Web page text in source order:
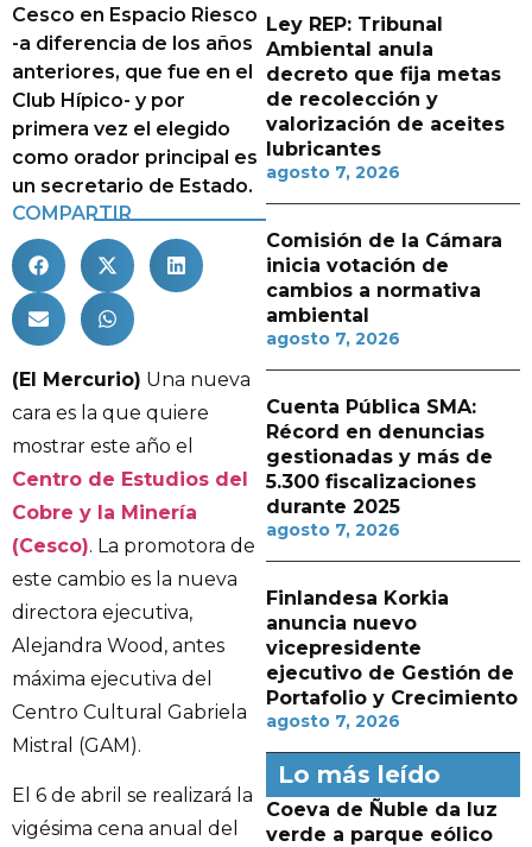
Cesco en Espacio Riesco
-a diferencia de los años
anteriores, que fue en el
Club Hípico- y por
primera vez el elegido
como orador principal es
un secretario de Estado.
COMPARTIR
(El Mercurio) Una nueva
cara es la que quiere
mostrar este año el
Centro de Estudios del
Cobre y la Minería
(Cesco). La promotora de
este cambio es la nueva
directora ejecutiva,
Alejandra Wood, antes
máxima ejecutiva del
Centro Cultural Gabriela
Mistral (GAM).
El 6 de abril se realizará la
vigésima cena anual del
Ley REP: Tribunal
Ambiental anula
decreto que fija metas
de recolección y
valorización de aceites
lubricantes
agosto 7, 2026
Comisión de la Cámara
inicia votación de
cambios a normativa
ambiental
agosto 7, 2026
Cuenta Pública SMA:
Récord en denuncias
gestionadas y más de
5.300 fiscalizaciones
durante 2025
agosto 7, 2026
Finlandesa Korkia
anuncia nuevo
vicepresidente
ejecutivo de Gestión de
Portafolio y Crecimiento
agosto 7, 2026
Lo más leído
Coeva de Ñuble da luz
verde a parque eólico